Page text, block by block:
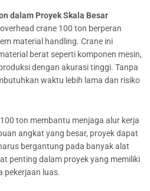
dalam Proyek Skala Besar
crane 100 ton berperan
material handling. Crane ini
berat seperti komponen mesin,
dengan akurasi tinggi. Tanpa
waktu lebih lama dan risiko
ton membantu menjaga alur kerja
angkat yang besar, proyek dapat
bergantung pada banyak alat
penting dalam proyek yang memiliki
pekerjaan luas.